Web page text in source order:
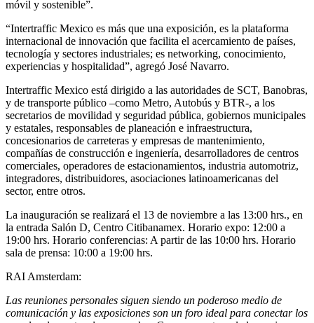
móvil y sostenible”.
“Intertraffic Mexico es más que una exposición, es la plataforma
internacional de innovación que facilita el acercamiento de países,
tecnología y sectores industriales; es networking, conocimiento,
experiencias y hospitalidad”, agregó José Navarro.
Intertraffic Mexico está dirigido a las autoridades de SCT, Banobras,
y de transporte público –como Metro, Autobús y BTR-, a los
secretarios de movilidad y seguridad pública, gobiernos municipales
y estatales, responsables de planeación e infraestructura,
concesionarios de carreteras y empresas de mantenimiento,
compañías de construcción e ingeniería, desarrolladores de centros
comerciales, operadores de estacionamientos, industria automotriz,
integradores, distribuidores, asociaciones latinoamericanas del
sector, entre otros.
La inauguración se realizará el 13 de noviembre a las 13:00 hrs., en
la entrada Salón D, Centro Citibanamex. Horario expo: 12:00 a
19:00 hrs. Horario conferencias: A partir de las 10:00 hrs. Horario
sala de prensa: 10:00 a 19:00 hrs.
RAI Amsterdam:
Las reuniones personales siguen siendo un poderoso medio de
comunicación y las exposiciones son un foro ideal para conectar los